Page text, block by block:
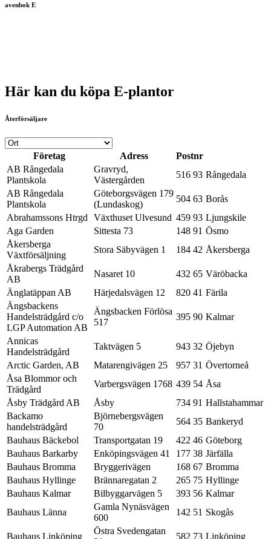
avenbok E
Här kan du köpa E-plantor
Återförsäljare
Företag Adress
Postnr
AB Rångedala
Plantskola
Gravryd,
Västergården
516 93 Rångedala
AB Rångedala
Plantskola
Göteborgsvägen 179
(Lundaskog)
504 63 Borås
Abrahamssons Htrgd Växthuset Ulvesund 459 93 Ljungskile
Aga Garden
Sittesta 73 148 91 Ösmo
Åkersberga
Växtförsäljning
Stora Säbyvägen 1 184 42 Åkersberga
Åkrabergs Trädgård
AB
Nasaret 10 432 65 Väröbacka
Änglatäppan AB
Härjedalsvägen 12 820 41 Färila
Ängsbackens
Handelsträdgård c/o
LGP Automation AB
Ängsbacken Förlösa
517
395 90 Kalmar
Annicas
Handelsträdgård
Taktvägen 5 943 32 Öjebyn
Arctic Garden, AB
Matarengivägen 25 957 31 Övertorneå
Åsa Blommor och
Trädgård
Varbergsvägen 1768 439 54 Åsa
Åsby Trädgård AB
Åsby 734 91 Hallstahammar
Backamo
handelsträdgård
Björnebergsvägen
70
564 35 Bankeryd
Bauhaus Bäckebol
Transportgatan 19 422 46 Göteborg
Bauhaus Barkarby
Enköpingsvägen 41 177 38 Järfälla
Bauhaus Bromma
Bryggerivägen 168 67 Bromma
Bauhaus Hyllinge
Brännaregatan 2 265 75 Hyllinge
Bauhaus Kalmar
Bilbyggarvägen 5 393 56 Kalmar
Bauhaus Länna
Gamla Nynäsvägen
600
142 51 Skogås
Bauhaus Linköping
Östra Svedengatan
582 73 Linköping